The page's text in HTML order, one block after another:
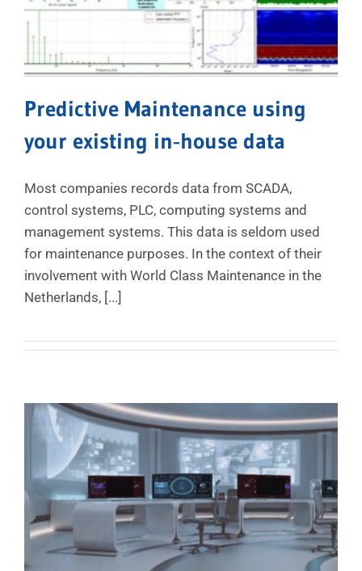
Predictive Maintenance using
your existing in‐house data
Most companies records data from SCADA,
control systems, PLC, computing systems and
management systems. This data is seldom used
for maintenance purposes. In the context of their
involvement with World Class Maintenance in the
Netherlands, [...]